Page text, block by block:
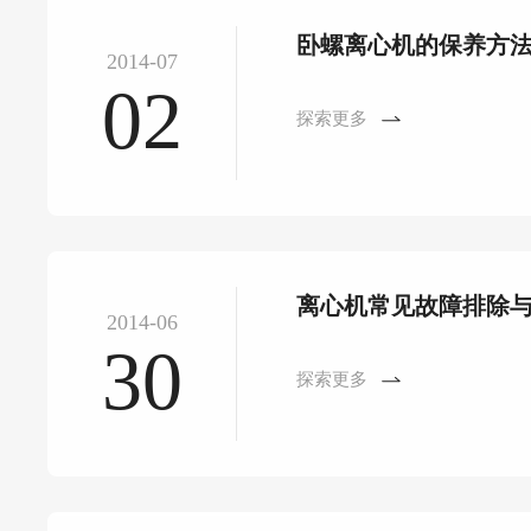
2014-07
02
卧螺离心机的保养方
探索更多
2014-06
30
离心机常见故障排除
探索更多